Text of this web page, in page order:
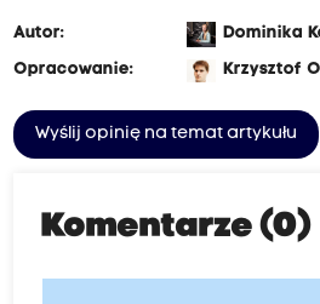
Autor:
Dominika
Opracowanie:
Krzysztof
Wyślij opinię na temat artykułu
Komentarze (0)